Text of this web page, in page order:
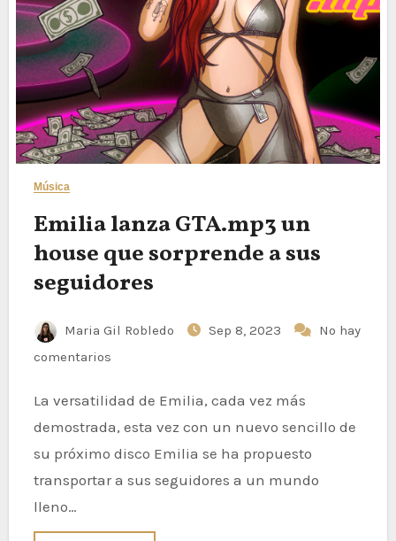
Música
Emilia lanza GTA.mp3 un
house que sorprende a sus
seguidores
Maria Gil Robledo Sep 8, 2023
No hay
comentarios
La versatilidad de Emilia, cada vez más
demostrada, esta vez con un nuevo sencillo de
su próximo disco Emilia se ha propuesto
transportar a sus seguidores a un mundo
lleno…